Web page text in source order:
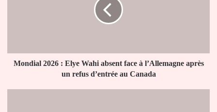
l’Allemagne
après
Mondial 2026 : Elye Wahi absent face à l’Allemagne après
un refus d’entrée au Canada